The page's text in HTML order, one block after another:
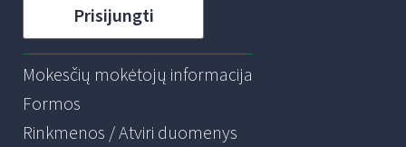
Prisijungti
Mokesčių mokėtojų informacija
Formos
Rinkmenos / Atviri duomenys